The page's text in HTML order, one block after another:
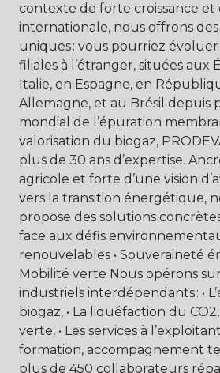
contexte de forte croissance et
internationale, nous offrons
uniques : vous pourriez évoluer
filiales à l’étranger, situées aux
Italie, en Espagne, en
Allemagne, et au Brésil depuis
mondial de l’épuration
valorisation du biogaz,
plus de 30 ans d’expertise.
agricole et forte d’une vision
vers la transition énergétique,
propose des solutions
face aux défis
renouvelables • Souveraineté
Mobilité verte Nous opérons
industriels interdépendants : •
biogaz, • La liquéfaction du
verte, • Les services à
formation, accompagnement
plus de 450 collaborateurs